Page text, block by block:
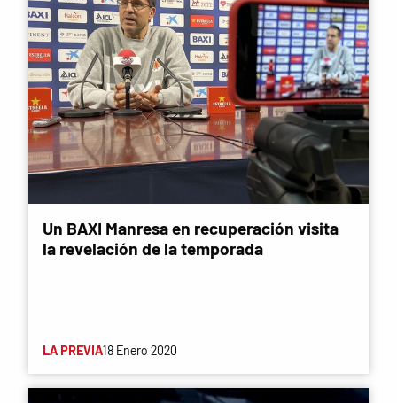
Un BAXI Manresa en recuperación visita
la revelación de la temporada
LA PREVIA18 Enero 2020